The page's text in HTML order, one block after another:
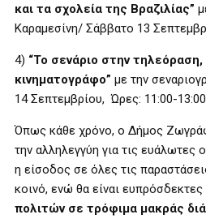
και τα σχολεία της Βραζιλίας”
Καραμεσίνη/ Σάββατο 13
4) “Το σενάριο στην
κινηματογράφο” με την
14 Σεπτεμβρίου, Ώρες: 11:00-13:00
Όπως κάθε χρόνο, ο Δήμος
την αλληλεγγύη για τις
η είσοδος σε όλες τις
κοινό, ενώ θα είναι
πολιτών σε τρόφιμα μακράς